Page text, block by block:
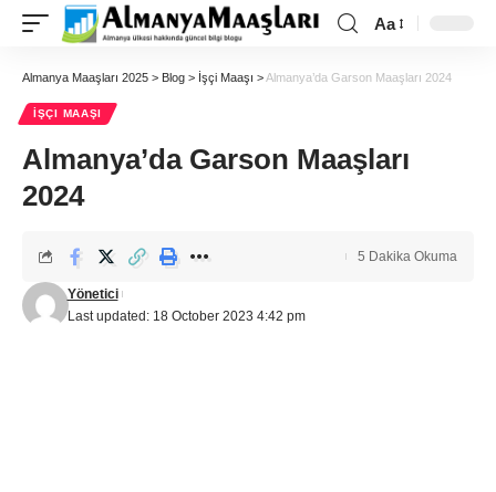
Aa
Almanya Maaşları 2025 > Blog > İşçi Maaşı >Almanya’da Garson Maaşları 2024
İŞÇI MAAŞI
Almanya’da Garson Maaşları
2024
Last updated: 18 October 2023 4:42 pm
Yönetici
5 Dakika Okuma